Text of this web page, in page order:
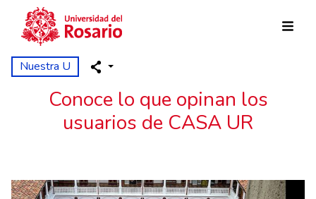
Pasar al contenido principal
Nuestra U
Conoce lo que opinan los
usuarios de CASA UR